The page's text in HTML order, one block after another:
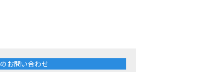
お問い合わせ